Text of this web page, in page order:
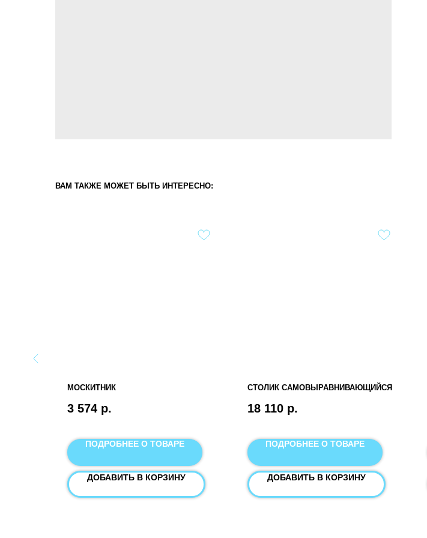
ВАМ ТАКЖЕ МОЖЕТ БЫТЬ ИНТЕРЕСНО:
МОСКИТНИК
3 574 р.
ПОДРОБНЕЕ О ТОВАРЕ
ДОБАВИТЬ В КОРЗИНУ
СТОЛИК САМОВЫРАВНИВАЮЩИЙСЯ
18 110 р.
ПОДРОБНЕЕ О ТОВАРЕ
ДОБАВИТЬ В КОРЗИНУ